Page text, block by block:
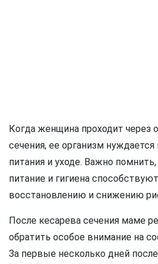
Когда женщина проходит через
сечения, ее организм
питания и уходе. Важно
питание и гигиена
восстановлению и снижению
После кесарева сечения маме
обратить особое внимание на
За первые несколько дней